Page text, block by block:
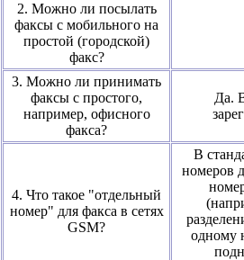
2. Можно ли посылать
факсы с мобильного на
простой (городской)
факс?
3. Можно ли принимать
факсы с простого,
например, офисного
факса?
Да.
4. Что такое "отдельный
номер" для факса в сетях
GSM?
В
номеров
одному